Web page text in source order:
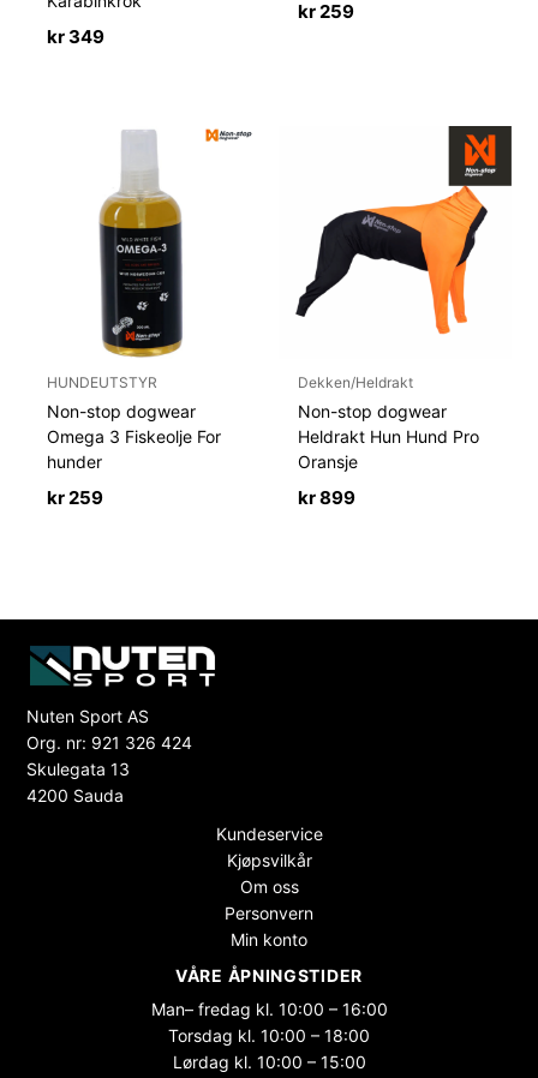
kr349
kr259
HUNDEUTSTYR
Non-stop dogwear
Omega 3 Fiskeolje For
hunder
kr 259
Dekken/Heldrakt
Non-stop dogwear
Heldrakt Hun Hund Pro
Oransje
kr899
Nuten Sport AS
Org. nr: 921 326 424
Skulegata 13
4200 Sauda
Kundeservice
Kjøpsvilkår
Om oss
Personvern
Min konto
VÅRE ÅPNINGSTIDER
Man– fredag kl. 10:00 – 16:00
Torsdag kl. 10:00 – 18:00
Lørdag kl. 10:00 – 15:00